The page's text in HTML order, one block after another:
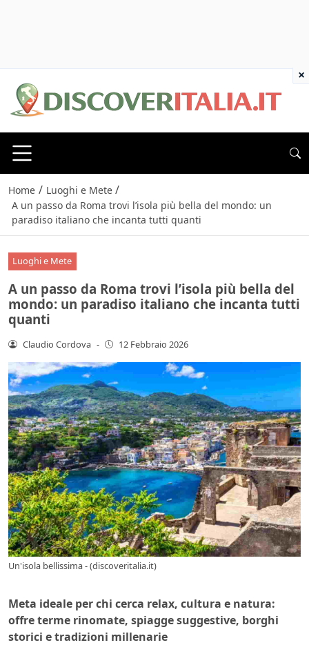
Home / Luoghi e Mete /
A un passo da Roma trovi l’isola più bella del mondo: un
paradiso italiano che incanta tutti quanti
Luoghi e Mete
A un passo da Roma trovi l’isola più bella del
mondo: un paradiso italiano che incanta tutti
quanti
Claudio Cordova - 12 Febbraio 2026
Un'isola bellissima - (discoveritalia.it)
Meta ideale per chi cerca relax, cultura e natura:
offre terme rinomate, spiagge suggestive, borghi
storici e tradizioni millenarie
×